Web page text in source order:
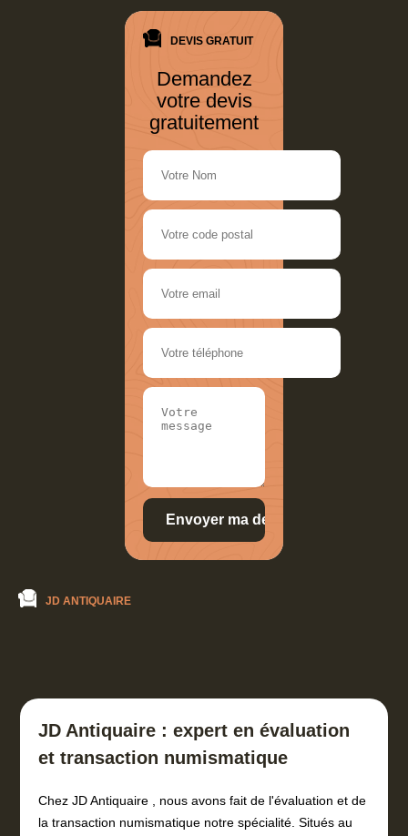
DEVIS GRATUIT
Demandez
votre devis
gratuitement
JD ANTIQUAIRE
JD Antiquaire : expert en évaluation
et transaction numismatique
Chez JD Antiquaire , nous avons fait de l'évaluation et de
la transaction numismatique notre spécialité. Situés au